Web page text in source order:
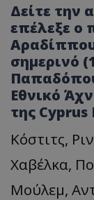
Δείτε την
επέλεξε ο
σημερινό
Εθνικό
της
Κόστιτς,
Χαβέλκα,
Μούλεμ,